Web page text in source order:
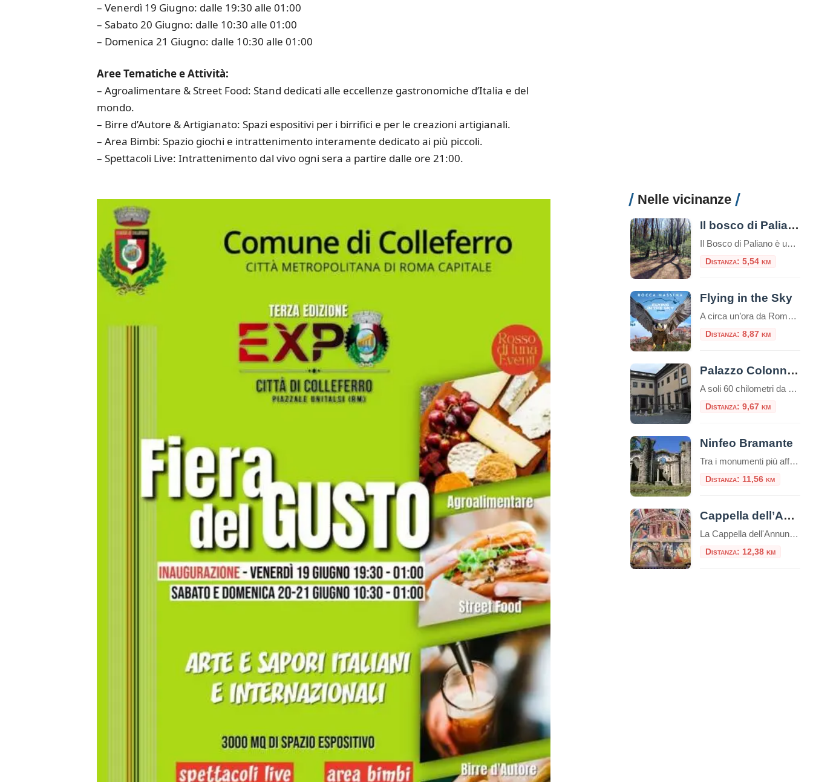
– Venerdì 19 Giugno: dalle 19:30 alle 01:00
– Sabato 20 Giugno: dalle 10:30 alle 01:00
– Domenica 21 Giugno: dalle 10:30 alle 01:00
Aree Tematiche e Attività:
– Agroalimentare & Street Food: Stand dedicati alle eccellenze gastronomiche d’Italia e del
mondo.
– Birre d’Autore & Artigianato: Spazi espositivi per i birrifici e per le creazioni artigianali.
– Area Bimbi: Spazio giochi e intrattenimento interamente dedicato ai più piccoli.
– Spettacoli Live: Intrattenimento dal vivo ogni sera a partire dalle ore 21:00.
Nelle vicinanze
Il bosco di Paliano
Il Bosco di Paliano è una area boschiva dedicata allo svago nella natura, nel profondo rispetto della stessa e all’insegna della eco-sostenibilità e della green economy. 30 ettari di verde, 5 km di sentieri. Uno spazio verde eco-sostenibile
Distanza: 5,54 km
Flying in the Sky
A circa un’ora da Roma, sospeso tra i Monti Lepini e il Mar Tirreno, Rocca Massima ospita una delle esperienze più adrenaliniche del Lazio: il Flying in the Sky, noto anche come il Volo dell’Angelo. Non è un semplice lancio nel vuoto: è un volo a 360° sopra panorami mozzafiato, con l’ebrezza di sfrecciare nell’aria […]
Distanza: 8,87 km
Palazzo Colonna di Paliano
A soli 60 chilometri da Roma, nel suggestivo borgo di Paliano, sorge uno dei tesori meno conosciuti ma più affascinanti del patrimonio storico italiano: Palazzo Colonna. Questa dimora seicentesca rappresenta da oltre quattro secoli la residenza di campagna del ramo principale della nobile famiglia Colonna, una delle più antiche e influenti casate romane. Affacciato sulla […]
Distanza: 9,67 km
Ninfeo Bramante
Tra i monumenti più affascinanti di Genazzano vi è il “Ninfeo”. Il cosiddetto “Ninfeo di Bramante” di Genazzano fu commissionato, dai Colonna, nei primi decenni del Cinquecento ad opera di maestranze bramantesche con l'idea di realizzare
Distanza: 11,56 km
Cappella dell’Annunziata a Cori
La Cappella dell'Annunziata a Cori è uno splendido esempio di architettura e arte barocca.
Distanza: 12,38 km